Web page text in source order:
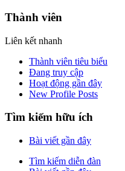
Thành viên
Liên kết nhanh
Thành viên tiêu biểu
Đang truy cập
Hoạt động gần đây
New Profile Posts
Tìm kiếm hữu ích
Bài viết gần đây
Tìm kiếm diễn đàn